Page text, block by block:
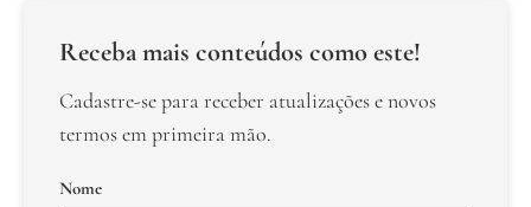
Receba mais conteúdos como este!
Cadastre-se para receber atualizações e novos
termos em primeira mão.
Nome